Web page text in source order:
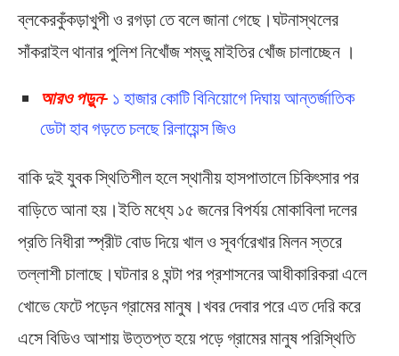
ব্লকেরকুঁকড়াখুপী ও রগড়া তে বলে জানা গেছে।ঘটনাস্থলের
সাঁকরাইল থানার পুলিশ নিখোঁজ শম্ভু মাইতির খোঁজ চালাচ্ছেন ।
আরও পড়ুন- ১ হাজার কোটি বিনিয়োগে দিঘায় আন্তর্জাতিক
ডেটা হাব গড়তে চলছে রিলায়েন্স জিও
বাকি দুই যুবক স্থিতিশীল হলে স্থানীয় হাসপাতালে চিকিৎসার পর
বাড়িতে আনা হয়।ইতি মধ্যে ১৫ জনের বিপর্যয় মোকাবিলা দলের
প্রতি নিধীরা স্প্রীট বোড দিয়ে খাল ও সূবর্ণরেখার মিলন স্তরে
তল্লাশী চালাছে।ঘটনার ৪ ঘন্টা পর প্রশাসনের আধীকারিকরা এলে
খোভে ফেটে পড়েন গ্রামের মানুষ।খবর দেবার পরে এত দেরি করে
এসে বিডিও আশায় উত্তপ্ত হয়ে পড়ে গ্রামের মানুষ পরিস্থিতি